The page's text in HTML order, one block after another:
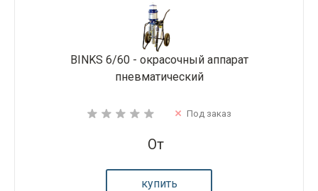
BINKS 6/60 - окрасочный аппарат
пневматический
Под заказ
От
купить